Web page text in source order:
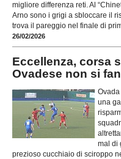
migliore differenza reti. Al
Arno sono i grigi a sbloccare il
trova il pareggio nel finale di
26/02/2026
Eccellenza, corsa
Ovadese non si
una
mal di
prezioso cucchiaio di sciroppo